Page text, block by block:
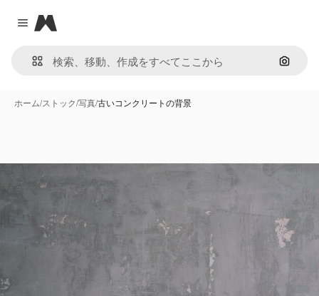
Close menu
Magnific
画像で
ホーム/ストック/写真/古いコンクリートの背景